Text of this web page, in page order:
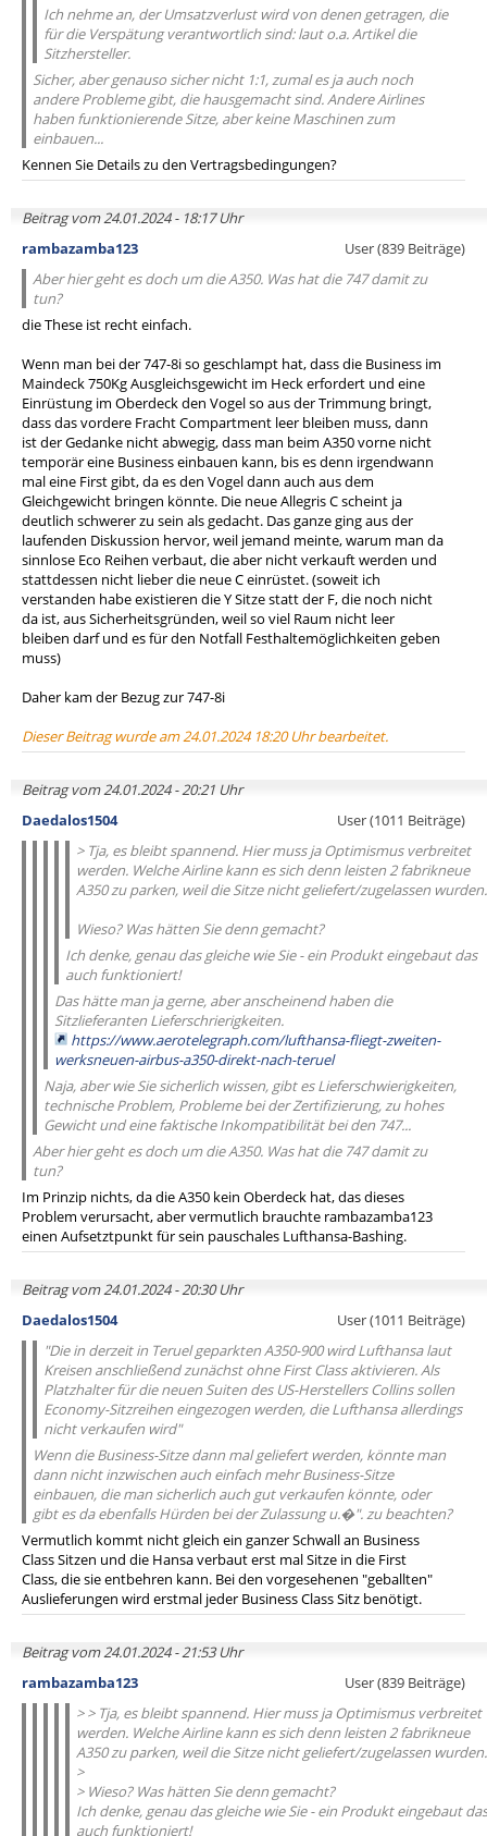
Ich nehme an, der Umsatzverlust wird von denen getragen, die
für die Verspätung verantwortlich sind: laut o.a. Artikel die
Sitzhersteller.
Sicher, aber genauso sicher nicht 1:1, zumal es ja auch noch
andere Probleme gibt, die hausgemacht sind. Andere Airlines
haben funktionierende Sitze, aber keine Maschinen zum
einbauen...
Kennen Sie Details zu den Vertragsbedingungen?
Beitrag vom 24.01.2024 - 18:17 Uhr
rambazamba123
User (839 Beiträge)
Aber hier geht es doch um die A350. Was hat die 747 damit zu
tun?
die These ist recht einfach.
Wenn man bei der 747-8i so geschlampt hat, dass die Business im
Maindeck 750Kg Ausgleichsgewicht im Heck erfordert und eine
Einrüstung im Oberdeck den Vogel so aus der Trimmung bringt,
dass das vordere Fracht Compartment leer bleiben muss, dann
ist der Gedanke nicht abwegig, dass man beim A350 vorne nicht
temporär eine Business einbauen kann, bis es denn irgendwann
mal eine First gibt, da es den Vogel dann auch aus dem
Gleichgewicht bringen könnte. Die neue Allegris C scheint ja
deutlich schwerer zu sein als gedacht. Das ganze ging aus der
laufenden Diskussion hervor, weil jemand meinte, warum man da
sinnlose Eco Reihen verbaut, die aber nicht verkauft werden und
stattdessen nicht lieber die neue C einrüstet. (soweit ich
verstanden habe existieren die Y Sitze statt der F, die noch nicht
da ist, aus Sicherheitsgründen, weil so viel Raum nicht leer
bleiben darf und es für den Notfall Festhaltemöglichkeiten geben
muss)
Daher kam der Bezug zur 747-8i
Dieser Beitrag wurde am 24.01.2024 18:20 Uhr bearbeitet.
Beitrag vom 24.01.2024 - 20:21 Uhr
Daedalos1504
User (1011 Beiträge)
> Tja, es bleibt spannend. Hier muss ja Optimismus verbreitet
werden. Welche Airline kann es sich denn leisten 2 fabrikneue
A350 zu parken, weil die Sitze nicht geliefert/zugelassen wurden.
Wieso? Was hätten Sie denn gemacht?
Ich denke, genau das gleiche wie Sie - ein Produkt eingebaut das
auch funktioniert!
Das hätte man ja gerne, aber anscheinend haben die
Sitzlieferanten Lieferschrierigkeiten.
https://www.aerotelegraph.com/lufthansa-fliegt-zweiten-
werksneuen-airbus-a350-direkt-nach-teruel
Naja, aber wie Sie sicherlich wissen, gibt es Lieferschwierigkeiten,
technische Problem, Probleme bei der Zertifizierung, zu hohes
Gewicht und eine faktische Inkompatibilität bei den 747...
Aber hier geht es doch um die A350. Was hat die 747 damit zu
tun?
Im Prinzip nichts, da die A350 kein Oberdeck hat, das dieses
Problem verursacht, aber vermutlich brauchte rambazamba123
einen Aufsetztpunkt für sein pauschales Lufthansa-Bashing.
Beitrag vom 24.01.2024 - 20:30 Uhr
Daedalos1504
User (1011 Beiträge)
"Die in derzeit in Teruel geparkten A350-900 wird Lufthansa laut
Kreisen anschließend zunächst ohne First Class aktivieren. Als
Platzhalter für die neuen Suiten des US-Herstellers Collins sollen
Economy-Sitzreihen eingezogen werden, die Lufthansa allerdings
nicht verkaufen wird"
Wenn die Business-Sitze dann mal geliefert werden, könnte man
dann nicht inzwischen auch einfach mehr Business-Sitze
einbauen, die man sicherlich auch gut verkaufen könnte, oder
gibt es da ebenfalls Hürden bei der Zulassung u.�". zu beachten?
Vermutlich kommt nicht gleich ein ganzer Schwall an Business
Class Sitzen und die Hansa verbaut erst mal Sitze in die First
Class, die sie entbehren kann. Bei den vorgesehenen "geballten"
Auslieferungen wird erstmal jeder Business Class Sitz benötigt.
Beitrag vom 24.01.2024 - 21:53 Uhr
rambazamba123
User (839 Beiträge)
> > Tja, es bleibt spannend. Hier muss ja Optimismus verbreitet
werden. Welche Airline kann es sich denn leisten 2 fabrikneue
A350 zu parken, weil die Sitze nicht geliefert/zugelassen wurden.
>
> Wieso? Was hätten Sie denn gemacht?
Ich denke, genau das gleiche wie Sie - ein Produkt eingebaut das
auch funktioniert!